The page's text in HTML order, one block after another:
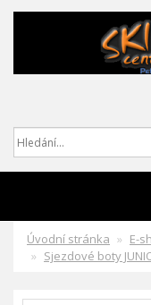
Úvodní stránka E-
Sjezdové boty